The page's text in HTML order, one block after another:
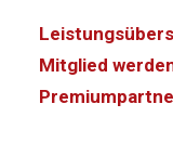
Mitglied